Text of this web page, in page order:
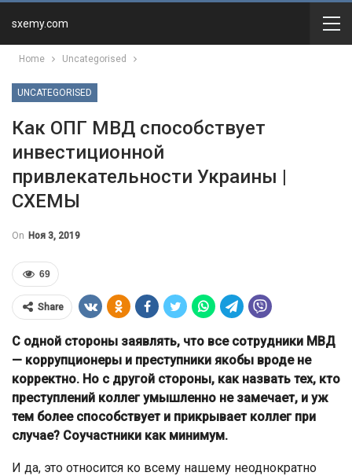
sxemy.com
Home Uncategorised
UNCATEGORISED
Как ОПГ МВД способствует
инвестиционной
привлекательности Украины |
СХЕМЫ
On Ноя 3, 2019
69
Share
С одной стороны заявлять, что все сотрудники МВД
— коррупционеры и преступники якобы вроде не
корректно. Но с другой стороны, как назвать тех, кто
преступлений коллег умышленно не замечает, и уж
тем более способствует и прикрывает коллег при
случае? Соучастники как минимум.
И да, это относится ко всему нашему неоднократно